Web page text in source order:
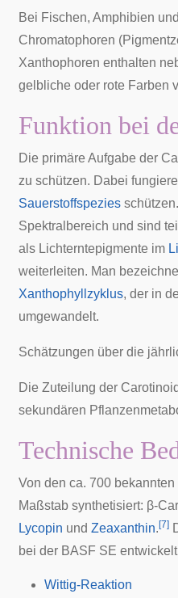
Bei Fischen, Amphibien
Chromatophoren
Xanthophoren enthalten
gelbliche oder rote Farben
Funktion bei
Die primäre Aufgabe der
zu schützen. Dabei
Sauerstoffspezies
Spektralbereich und sind
als Lichterntepigmente im
weiterleiten. Man
Xanthophyllzyklus, der in
umgewandelt.
Schätzungen über die
Die Zuteilung der
sekundären
Technische
Von den ca. 700
Maßstab synthetisiert: β-
Lycopin und Zeaxanthin. [7]
bei der BASF SE
Wittig-Reaktion